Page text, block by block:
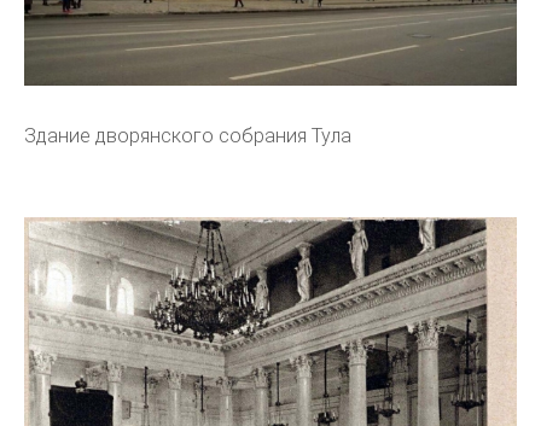
Здание дворянского собрания Тула